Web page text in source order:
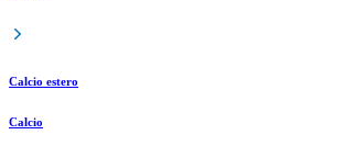
Calcio estero
Calcio